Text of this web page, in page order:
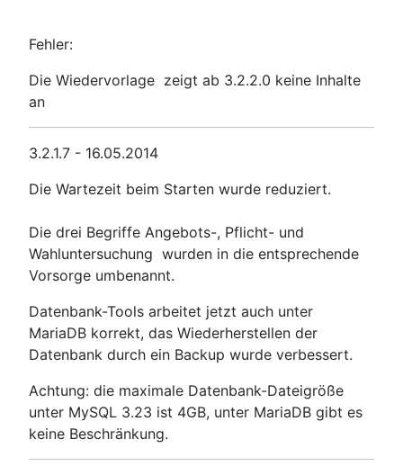
Fehler:
Die Wiedervorlage zeigt ab 3.2.2.0 keine Inhalte
an
3.2.1.7 - 16.05.2014
Die Wartezeit beim Starten wurde reduziert.
Die drei Begriffe Angebots-, Pflicht- und
Wahluntersuchung wurden in die entsprechende
Vorsorge umbenannt.
Datenbank-Tools arbeitet jetzt auch unter
MariaDB korrekt, das Wiederherstellen der
Datenbank durch ein Backup wurde verbessert.
Achtung: die maximale Datenbank-Dateigröße
unter MySQL 3.23 ist 4GB, unter MariaDB gibt es
keine Beschränkung.